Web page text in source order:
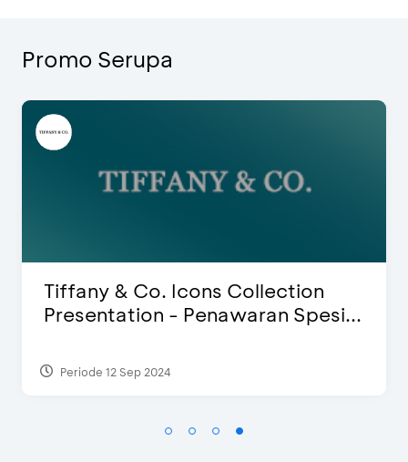
Promo Serupa
Blink Beauty Clinic - Diskon 25% &
Special Bonus
Periode 27 Mar 2025 - 31 Agt 2026